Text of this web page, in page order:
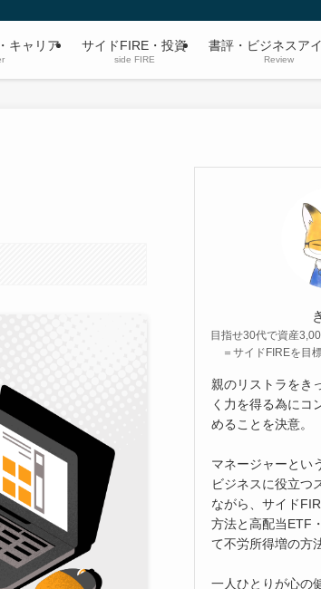
キャリア サイドFIRE・投資
side FIRE
書評・ビジネスア
Review
目指せ30代で資産
＝サイドFIREを目
親のリストラをき
く力を得る為にコ
めることを決意。
マネージャーとい
ビジネスに役立つ
ながら、サイド
方法と高配当ETF
て不労所得増の方
一人ひとりが心の